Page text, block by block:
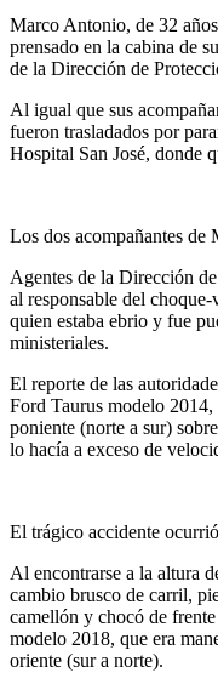
Marco Antonio, de 32
prensado en la cabina de
de la Dirección de
Al igual que sus
fueron trasladados por
Hospital San José, donde
Los dos acompañantes
Agentes de la Dirección
al responsable del
quien estaba ebrio y fue
ministeriales.
El reporte de las
Ford Taurus modelo
poniente (norte a sur)
lo hacía a exceso de
El trágico accidente
Al encontrarse a la altura
cambio brusco de carril,
camellón y chocó de
modelo 2018, que era
oriente (sur a norte).